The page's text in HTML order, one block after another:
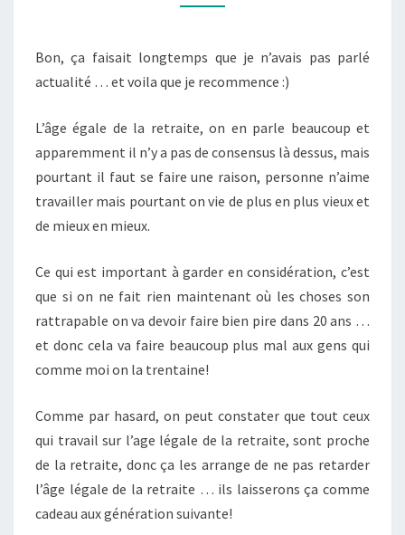
MA
GÉNÉRATION
PARTIR
À
65
ET
Bon, ça faisait longtemps que je n’avais pas parlé
actualité … et voila que je recommence :)
L’âge égale de la retraite, on en parle beaucoup et
apparemment il n’y a pas de consensus là dessus, mais
pourtant il faut se faire une raison, personne n’aime
travailler mais pourtant on vie de plus en plus vieux et
de mieux en mieux.
Ce qui est important à garder en considération, c’est
que si on ne fait rien maintenant où les choses son
rattrapable on va devoir faire bien pire dans 20 ans …
et donc cela va faire beaucoup plus mal aux gens qui
comme moi on la trentaine!
Comme par hasard, on peut constater que tout ceux
qui travail sur l’age légale de la retraite, sont proche
de la retraite, donc ça les arrange de ne pas retarder
l’âge légale de la retraite … ils laisserons ça comme
cadeau aux génération suivante!